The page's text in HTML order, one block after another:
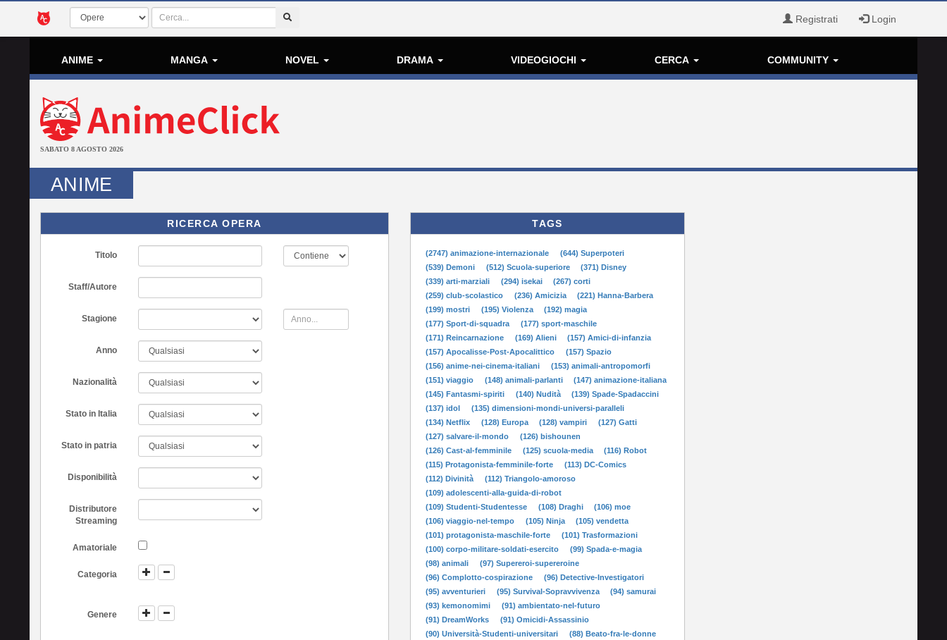
Registrati Login
ANIME MANGA NOVEL DRAMA VIDEOGIOCHI CERCA COMMUNITY
SABATO 8 AGOSTO 2026
ANIME
RICERCA OPERA
Titolo
Staff/Autore
Stagione
Anno
Nazionalità
Stato in Italia
Stato in patria
Disponibilità
Distributore
Streaming
Amatoriale
Categoria
Genere
TAGS
(2747) animazione-internazionale
(644) Superpoteri
(539) Demoni
(512) Scuola-superiore
(371) Disney
(339) arti-marziali
(294) isekai
(267) corti
(259) club-scolastico
(236) Amicizia
(221) Hanna-Barbera
(199) mostri
(195) Violenza
(192) magia
(177) Sport-di-squadra
(177) sport-maschile
(171) Reincarnazione
(169) Alieni
(157) Amici-di-infanzia
(157) Apocalisse-Post-Apocalittico
(157) Spazio
(156) anime-nei-cinema-italiani
(153) animali-antropomorfi
(151) viaggio
(148) animali-parlanti
(147) animazione-italiana
(145) Fantasmi-spiriti
(140) Nudità
(139) Spade-Spadaccini
(137) idol
(135) dimensioni-mondi-universi-paralleli
(134) Netflix
(128) Europa (128) vampiri
(127) Gatti
(127) salvare-il-mondo
(126) bishounen
(126) Cast-al-femminile
(125) scuola-media
(116) Robot
(115) Protagonista-femminile-forte
(113) DC-Comics
(112) Divinità
(112) Triangolo-amoroso
(109) adolescenti-alla-guida-di-robot
(109) Studenti-Studentesse
(108) Draghi
(106) moe
(106) viaggio-nel-tempo
(105) Ninja
(105) vendetta
(101) protagonista-maschile-forte
(101) Trasformazioni
(100) corpo-militare-soldati-esercito
(99) Spada-e-magia
(98) animali
(97) Supereroi-supereroine
(96) Complotto-cospirazione
(96) Detective-Investigatori
(95) avventurieri
(95) Survival-Sopravvivenza
(94) samurai
(93) kemonomimi
(91) ambientato-nel-futuro
(91) DreamWorks
(91) Omicidi-Assassinio
(90) Università-Studenti-universitari
(88) Beato-fra-le-donne